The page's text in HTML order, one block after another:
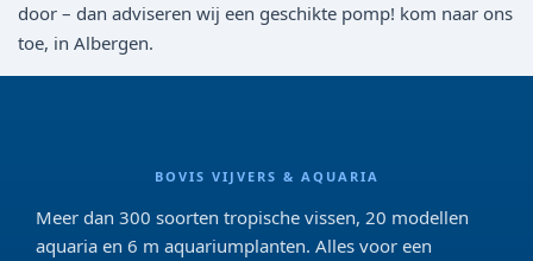
door – dan adviseren wij een geschikte pomp! kom naar ons
toe, in Albergen.
BOVIS VIJVERS & AQUARIA
Meer dan 300 soorten tropische vissen, 20 modellen
aquaria en 6 m aquariumplanten. Alles voor een